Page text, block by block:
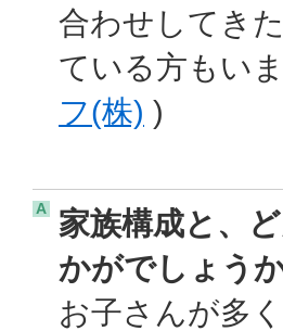
合わせしてき
ている方もい
フ(株) )
A
家族構成と、
かがでしょうか
お子さんが多